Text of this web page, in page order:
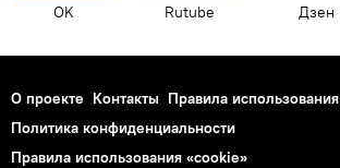
OK Rutube Дзен
О проекте Контакты Правила использования
Политика конфиденциальности
Правила использования «cookie»